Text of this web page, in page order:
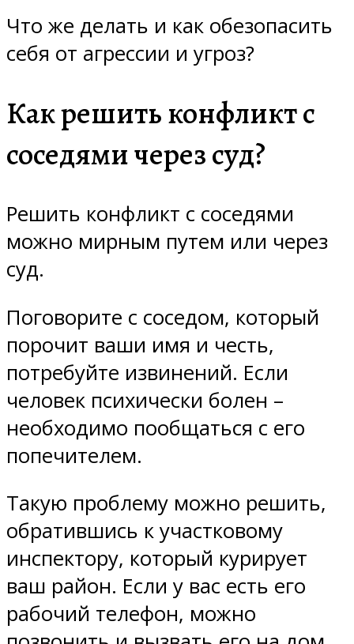
Что же делать и как обезопасить
себя от агрессии и угроз?
Как решить конфликт с
соседями через суд?
Решить конфликт с соседями
можно мирным путем или через
суд.
Поговорите с соседом, который
порочит ваши имя и честь,
потребуйте извинений. Если
человек психически болен –
необходимо пообщаться с его
попечителем.
Такую проблему можно решить,
обратившись к участковому
инспектору, который курирует
ваш район. Если у вас есть его
рабочий телефон, можно